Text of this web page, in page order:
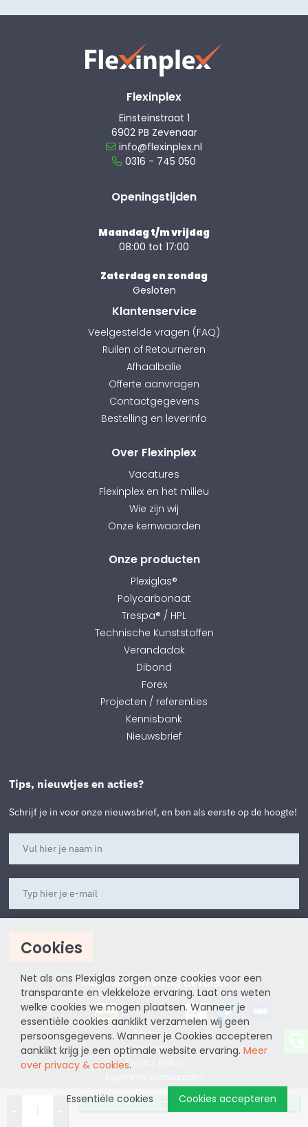
Cookies
Net als ons Plexiglas zorgen onze cookies voor een
transparante en vlekkeloze ervaring. Laat ons weten
welke cookies we mogen plaatsen. Wanneer je
essentiële cookies aanklikt verzamelen wij geen
persoonsgegevens. Wanneer je Cookies accepteren
aanklikt krijg je een optimale website ervaring. Meer
over privacy & cookies.
Cookies accepteren
Essentiële cookies
Bestellen
Flexinplex
Einsteinstraat 1
6902 PB Zevenaar
info@flexinplex.nl
0316 - 745 050
Openingstijden
Maandag t/m vrijdag
08:00 tot 17:00
Zaterdag en zondag
Gesloten
Klantenservice
Veelgestelde vragen (FAQ)
Ruilen of Retourneren
Afhaalbalie
Offerte aanvragen
Contactgegevens
Bestelling en leverinfo
Over Flexinplex
Vacatures
Flexinplex en het milieu
Wie zijn wij
Onze kernwaarden
Onze producten
Plexiglas®
Polycarbonaat
Trespa® / HPL
Technische Kunststoffen
Verandadak
Dibond
Forex
Projecten / referenties
Kennisbank
Nieuwsbrief
Tips, nieuwtjes en acties?
Schrijf je in voor onze nieuwsbrief, en ben als eerste op de hoogte!
Aanmelden
Makkelijk en veilig betalen
Sitemap
Disclaimer
Privacy Policy
website by